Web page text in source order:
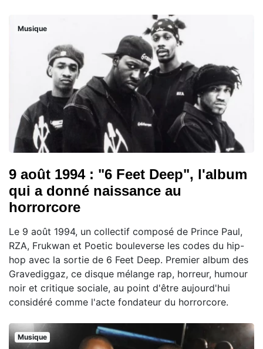
Musique
9 août 1994 : "6 Feet Deep", l'album
qui a donné naissance au
horrorcore
Le 9 août 1994, un collectif composé de Prince Paul,
RZA, Frukwan et Poetic bouleverse les codes du hip-
hop avec la sortie de 6 Feet Deep. Premier album des
Gravediggaz, ce disque mélange rap, horreur, humour
noir et critique sociale, au point d'être aujourd'hui
considéré comme l'acte fondateur du horrorcore.
Musique